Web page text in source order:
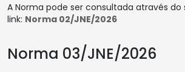
A Norma pode ser consultada através do
link: Norma 02/JNE/2026
Norma 03/JNE/2026